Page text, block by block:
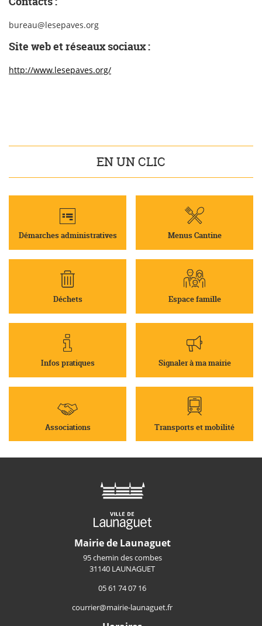
bureau@lesepaves.org
Site web et réseaux sociaux :
http://www.lesepaves.org/
EN UN CLIC
Démarches administratives Menus Cantine
Déchets Espace famille
Infos pratiques Signaler à ma mairie
Associations Transports et mobilité
Mairie de Launaguet
95 chemin des combes
31140 LAUNAGUET
05 61 74 07 16
courrier@mairie-launaguet.fr